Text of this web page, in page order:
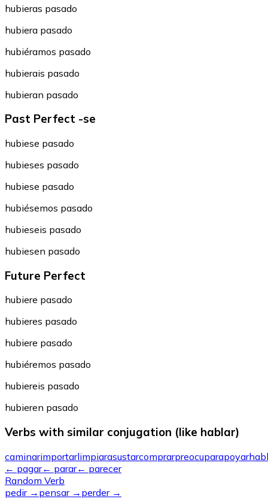
hubieras pasado
hubiera pasado
hubiéramos pasado
hubierais pasado
hubieran pasado
Past Perfect -se
hubiese pasado
hubieses pasado
hubiese pasado
hubiésemos pasado
hubieseis pasado
hubiesen pasado
Future Perfect
hubiere pasado
hubieres pasado
hubiere pasado
hubiéremos pasado
hubiereis pasado
hubieren pasado
Verbs with similar conjugation (like hablar)
caminarimportarlimpiarasustarcomprarpreocuparapoyar
← pagar← parar← parecer
Random Verb
pedir→ pensar→ perder→